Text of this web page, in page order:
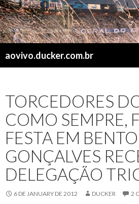
aovivo.ducker.com.br
TORCEDORES
COMO SEMPRE,
FESTA EM BENTO
GONÇALVES
DELEGAÇÃO
6 DE JANUARY DE 2012 DUCKER 2